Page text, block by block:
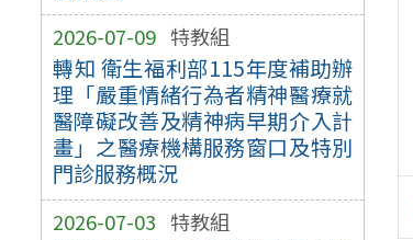
2026-07-09 特教組
轉知 衛生福利部115年度補助辦
理「嚴重情緒行為者精神醫療就
醫障礙改善及精神病早期介入計
畫」之醫療機構服務窗口及特別
門診服務概況
2026-07-03 特教組